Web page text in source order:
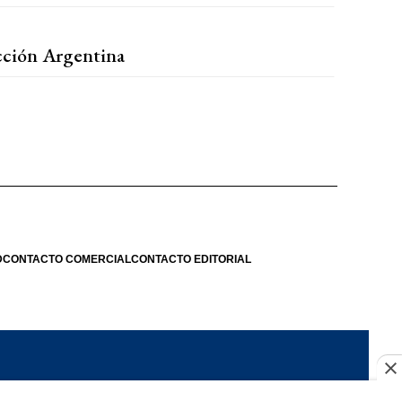
Argentina
CONTACTO COMERCIALCONTACTO EDITORIAL